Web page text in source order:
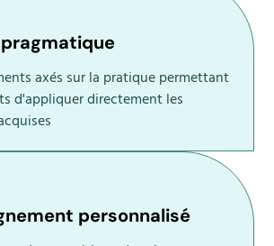
axés sur la pratique permettant
d'appliquer directement les
personnalisé